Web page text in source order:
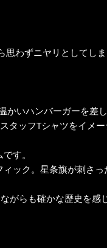
わずニヤリとしてし
かいハンバーガーを差
ッフTシャツをイメ
す。
ック。星条旗が刺さ
がらも確かな歴史を感